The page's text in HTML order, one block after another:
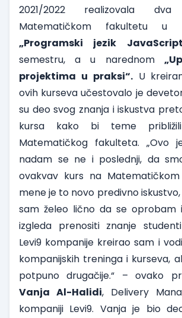
2021/2022 realizovala
Matematičkom fakultetu u
„Programski jezik
semestru, a u narednom
projektima u praksi“.U
ovih kurseva učestovalo je
su deo svog znanja i iskustva
kursa kako bi teme približili
Matematičkog fakulteta. „Ovo
nadam se ne i poslednji, da
ovakvav kurs na
mene je to novo predivno
sam želeo lično da se oprobam
izgleda prenositi znanje
Levi9 kompanije kreirao sam i
kompanijskih treninga i kurseva,
potpuno drugačije.“ – ovako
Vanja Al-Halidi, Delivery
kompaniji Levi9. Vanja je bio